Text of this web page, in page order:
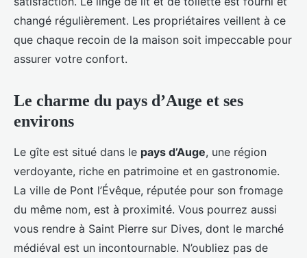
changé régulièrement. Les propriétaires veillent à ce
que chaque recoin de la maison soit impeccable pour
assurer votre confort.
Le charme du pays d’Auge et ses
environs
Le gîte est situé dans le pays d’Auge, une région
verdoyante, riche en patrimoine et en gastronomie.
La ville de Pont l’Évêque, réputée pour son fromage
du même nom, est à proximité. Vous pourrez aussi
vous rendre à Saint Pierre sur Dives, dont le marché
médiéval est un incontournable. N’oubliez pas de